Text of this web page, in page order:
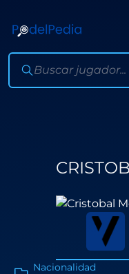
Nacionalidad